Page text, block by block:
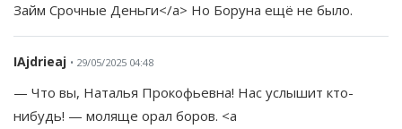
Займ Срочные Деньги</a> Но Боруна ещё не было.
IAjdrieaj • 29/05/2025 04:48
— Что вы, Наталья Прокофьевна! Нас услышит кто-
нибудь! — моляще орал боров. <a